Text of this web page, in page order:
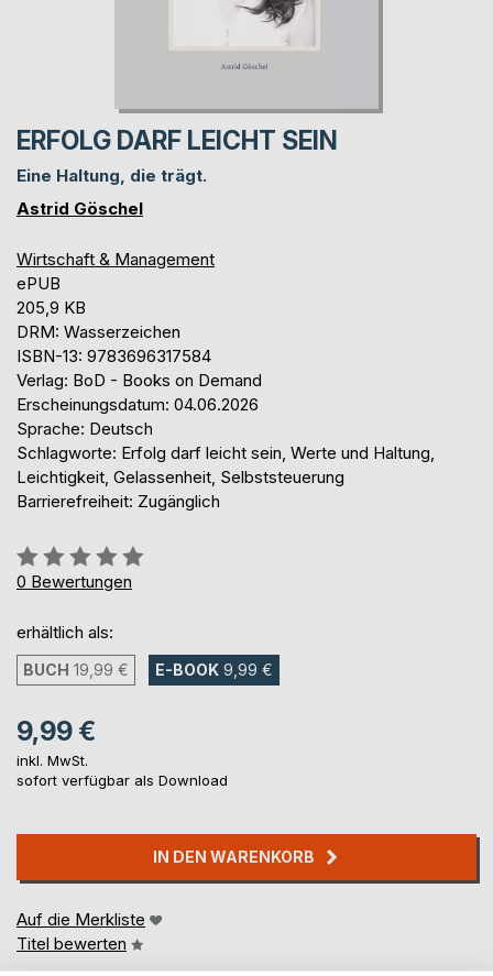
ERFOLG DARF LEICHT SEIN
Eine Haltung, die trägt.
Astrid Göschel
Wirtschaft & Management
ePUB
205,9 KB
DRM: Wasserzeichen
ISBN-13: 9783696317584
Verlag: BoD - Books on Demand
Erscheinungsdatum: 04.06.2026
Sprache: Deutsch
Schlagworte: Erfolg darf leicht sein, Werte und Haltung,
Leichtigkeit, Gelassenheit, Selbststeuerung
Barrierefreiheit: Zugänglich
Bewertung::
0%
0 Bewertungen
erhältlich als:
BUCH 19,99 € E-BOOK 9,99 €
9,99 €
inkl. MwSt.
sofort verfügbar als Download
IN DEN WARENKORB
Auf die Merkliste
Titel bewerten